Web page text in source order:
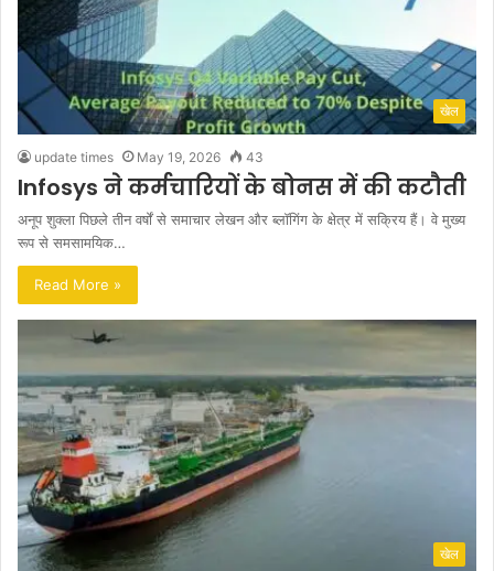
खेल
update times May 19, 2026 43
Infosys ने कर्मचारियों के बोनस में की कटौती
अनूप शुक्ला पिछले तीन वर्षों से समाचार लेखन और ब्लॉगिंग के क्षेत्र में सक्रिय हैं। वे मुख्य
रूप से समसामयिक…
Read More »
खेल